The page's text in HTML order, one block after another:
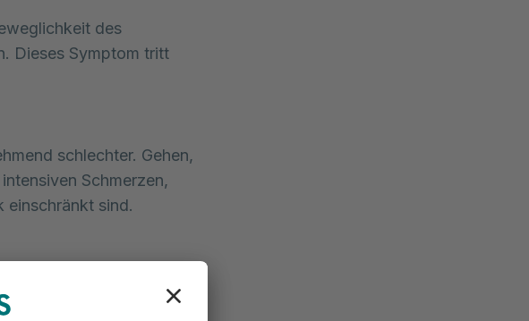
des
Dieses Symptom tritt
schlechter. Gehen,
Schmerzen,
einschränkt sind.
beschränkt, sondern
aus. Dadurch wird